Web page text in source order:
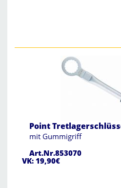
Point
mit Gummigriff
Art.Nr.853070
VK: 19,90€